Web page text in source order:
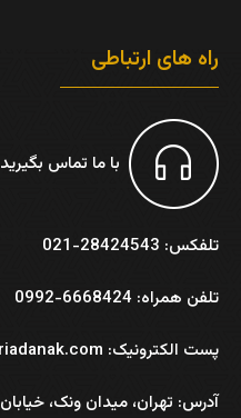
راه های ارتباطی
با ما تماس بگیرید
تلفکس: 28424543-021
تلفن همراه: 6668424-0992
پست الکترونیک: info{at}ariadanak.com
آدرس: